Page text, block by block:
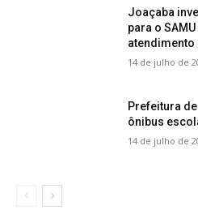
Joaçaba
para o
14 de julho de
Prefeitura
ônibus
14 de julho de